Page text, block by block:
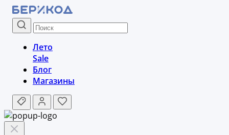
Лето
Sale
Блог
Магазины